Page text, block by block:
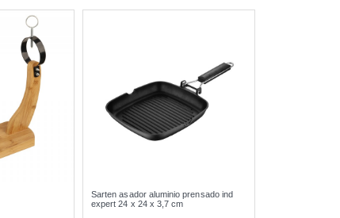
Sarten asador aluminio prensado ind
expert 24 x 24 x 3,7 cm